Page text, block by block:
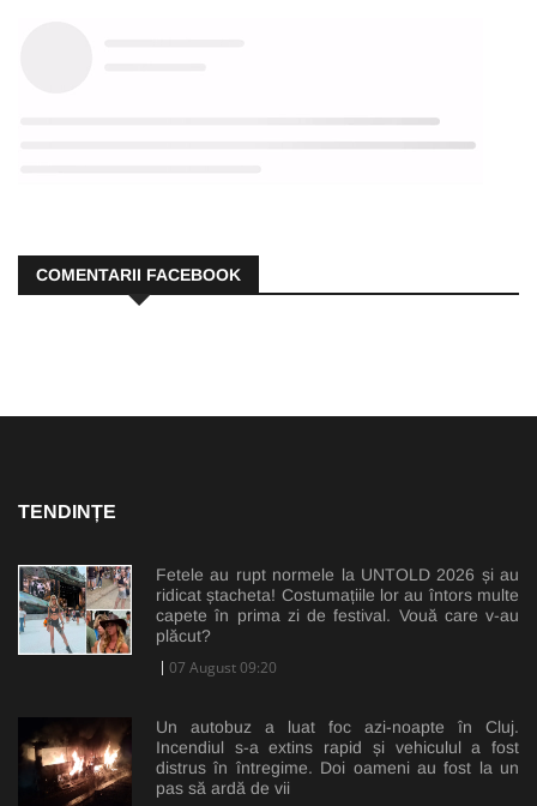
COMENTARII FACEBOOK
TENDINȚE
Fetele au rupt normele la UNTOLD 2026 și au
ridicat ștacheta! Costumațiile lor au întors multe
capete în prima zi de festival. Vouă care v-au
plăcut?
07 August 09:20
Un autobuz a luat foc azi-noapte în Cluj.
Incendiul s-a extins rapid și vehiculul a fost
distrus în întregime. Doi oameni au fost la un
pas să ardă de vii